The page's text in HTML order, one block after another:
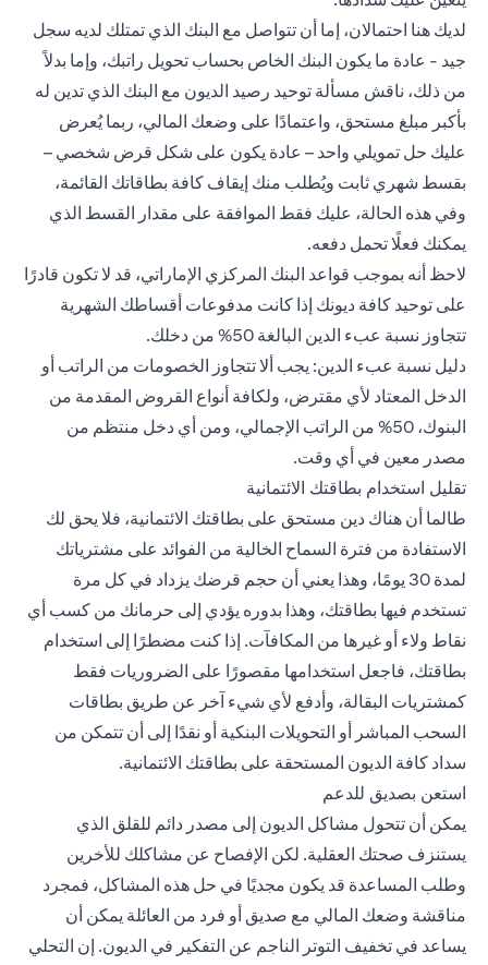
لديك هنا احتمالان، إما أن تتواصل مع البنك الذي تمتلك لديه سجل
جيد - عادة ما يكون البنك الخاص بحساب تحويل راتبك، وإما بدلاً
من ذلك، ناقش مسألة توحيد رصيد الديون مع البنك الذي تدين له
بأكبر مبلغ مستحق، واعتمادًا على وضعك المالي، ربما يُعرض
عليك حل تمويلي واحد – عادة يكون على شكل قرض شخصي –
بقسط شهري ثابت ويُطلب منك إيقاف كافة بطاقاتك القائمة،
وفي هذه الحالة، عليك فقط الموافقة على مقدار القسط الذي
يمكنك فعلًا تحمل دفعه.
لاحظ أنه بموجب قواعد البنك المركزي الإماراتي، قد لا تكون قادرًا
على توحيد كافة ديونك إذا كانت مدفوعات أقساطك الشهرية
تتجاوز نسبة عبء الدين البالغة 50% من دخلك.
دليل نسبة عبء الدين: يجب ألا تتجاوز الخصومات من الراتب أو
الدخل المعتاد لأي مقترض، ولكافة أنواع القروض المقدمة من
البنوك، 50% من الراتب الإجمالي، ومن أي دخل منتظم من
مصدر معين في أي وقت.
تقليل استخدام بطاقتك الائتمانية
طالما أن هناك دين مستحق على بطاقتك الائتمانية، فلا يحق لك
الاستفادة من فترة السماح الخالية من الفوائد على مشترياتك
لمدة 30 يومًا، وهذا يعني أن حجم قرضك يزداد في كل مرة
تستخدم فيها بطاقتك، وهذا بدوره يؤدي إلى حرمانك من كسب أي
نقاط ولاء أو غيرها من المكافآت. إذا كنت مضطرًا إلى استخدام
بطاقتك، فاجعل استخدامها مقصورًا على الضروريات فقط
كمشتريات البقالة، وأدفع لأي شيء آخر عن طريق بطاقات
السحب المباشر أو التحويلات البنكية أو نقدًا إلى أن تتمكن من
سداد كافة الديون المستحقة على بطاقتك الائتمانية.
استعن بصديق للدعم
يمكن أن تتحول مشاكل الديون إلى مصدر دائم للقلق الذي
يستنزف صحتك العقلية. لكن الإفصاح عن مشاكلك للأخرين
وطلب المساعدة قد يكون مجديًا في حل هذه المشاكل، فمجرد
مناقشة وضعك المالي مع صديق أو فرد من العائلة يمكن أن
يساعد في تخفيف التوتر الناجم عن التفكير في الديون. إن التحلي